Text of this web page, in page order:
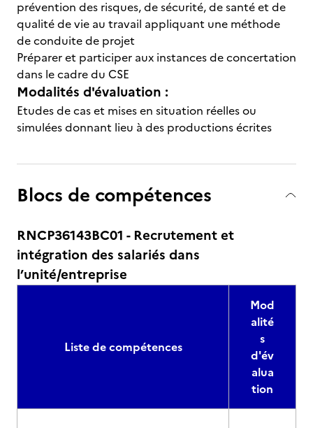
prévention des risques, de sécurité, de santé et de
qualité de vie au travail appliquant une méthode
de conduite de projet
Préparer et participer aux instances de concertation
dans le cadre du CSE
Modalités d'évaluation :
Etudes de cas et mises en situation réelles ou
simulées donnant lieu à des productions écrites
Blocs de compétences
RNCP36143BC01 - Recrutement et
intégration des salariés dans
l’unité/entreprise
Liste de compétences
Mod
alité
s
d'év
alua
tion